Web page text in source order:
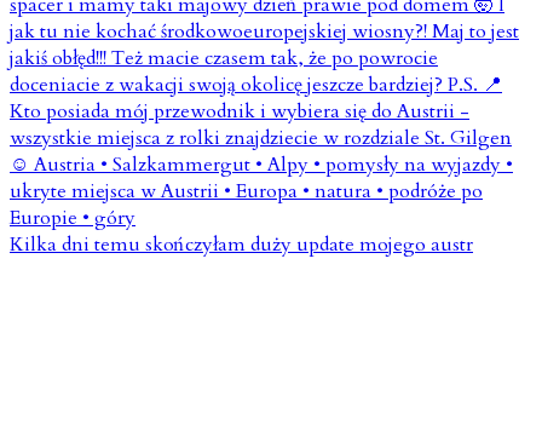
Kilka dni temu skończyłam duży update mojego austr